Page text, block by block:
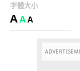
字體大小
AAA